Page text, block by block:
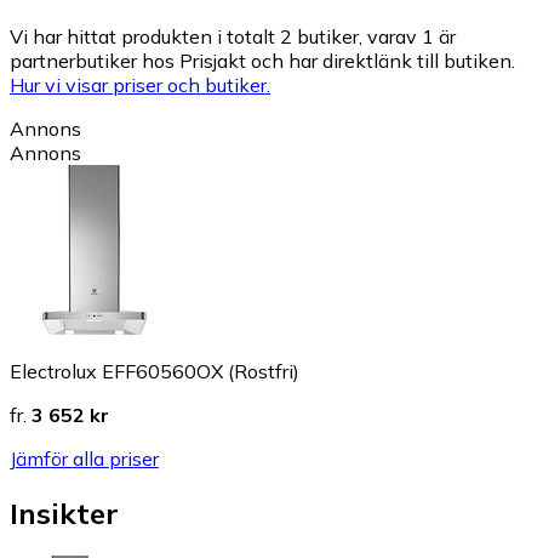
Vi har hittat produkten i totalt 2 butiker, varav 1 är
partnerbutiker hos Prisjakt och har direktlänk till butiken.
Hur vi visar priser och butiker.
Annons
Annons
Electrolux EFF60560OX (Rostfri)
fr. 3 652 kr
Jämför alla priser
Insikter